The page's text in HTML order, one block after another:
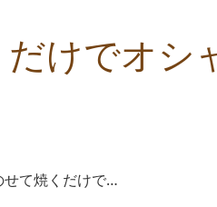
けでオシ
せて焼くだけで…